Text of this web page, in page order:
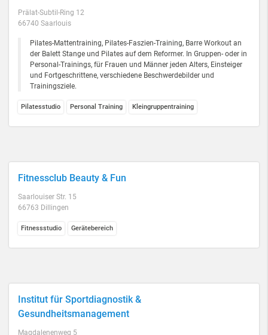
Prälat-Subtil-Ring 12
66740 Saarlouis
Pilates-Mattentraining, Pilates-Faszien-Training, Barre Workout an
der Balett Stange und Pilates auf dem Reformer. In Gruppen- oder in
Personal-Trainings, für Frauen und Männer jeden Alters, Einsteiger
und Fortgeschrittene, verschiedene Beschwerdebilder und
Trainingsziele.
Pilatesstudio Personal Training Kleingruppentraining
Fitnessclub Beauty & Fun
Saarlouiser Str. 15
66763 Dillingen
Fitnessstudio Gerätebereich
Institut für Sportdiagnostik &
Gesundheitsmanagement
Magdalenenweg 5